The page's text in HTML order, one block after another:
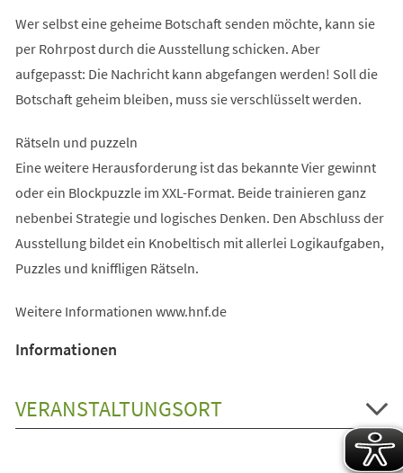
Wer selbst eine geheime Botschaft senden möchte, kann sie
per Rohrpost durch die Ausstellung schicken. Aber
aufgepasst: Die Nachricht kann abgefangen werden! Soll die
Botschaft geheim bleiben, muss sie verschlüsselt werden.
Rätseln und puzzeln
Eine weitere Herausforderung ist das bekannte Vier gewinnt
oder ein Blockpuzzle im XXL-Format. Beide trainieren ganz
nebenbei Strategie und logisches Denken. Den Abschluss der
Ausstellung bildet ein Knobeltisch mit allerlei Logikaufgaben,
Puzzles und kniffligen Rätseln.
Weitere Informationen www.hnf.de
Informationen
VERANSTALTUNGSORT